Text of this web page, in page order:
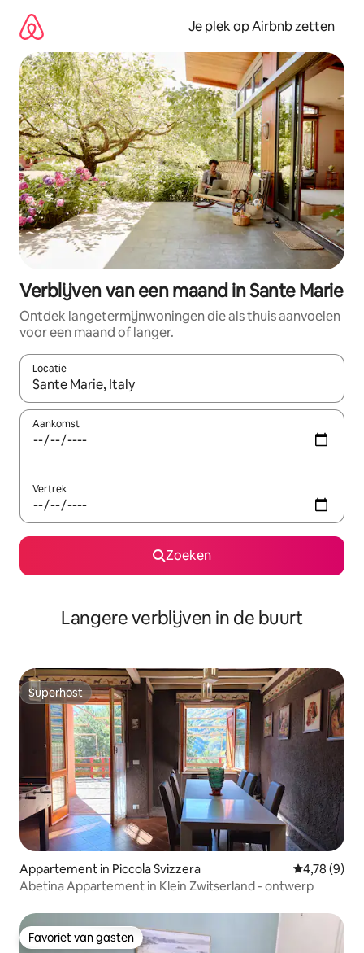
direct
naar
inhoud
Je plek op Airbnb zetten
Verblijven van een maand in Sante Marie
Ontdek langetermijnwoningen die als thuis aanvoelen
voor een maand of langer.
Locatie
Wanneer er resultaten beschikbaar zijn, maak je een keuze
Aankomst
Vertrek
Zoeken
Langere verblijven in de buurt
Superhost
Superhost
Appartement in Piccola Svizzera
4,78 (9)
Abetina Appartement in Klein Zwitserland - ontwerp
Favoriet van gasten
Favoriet van gasten